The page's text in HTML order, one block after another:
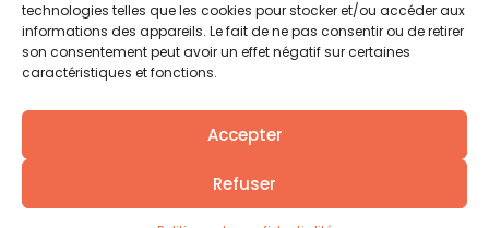
technologies telles que les cookies pour stocker et/ou accéder aux
informations des appareils. Le fait de ne pas consentir ou de retirer
son consentement peut avoir un effet négatif sur certaines
caractéristiques et fonctions.
Accepter
Refuser
Mentions légales
Politique de confidentialité